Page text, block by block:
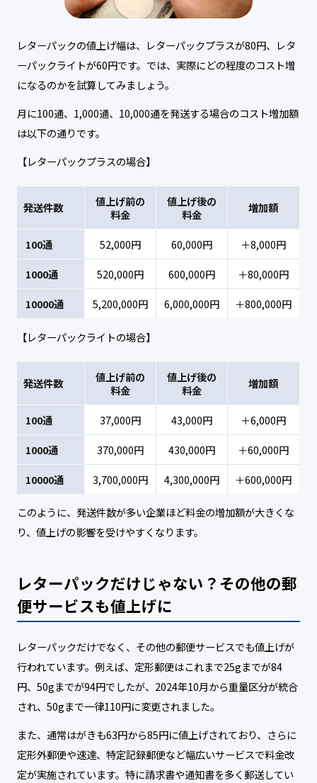
レターパックの値上げ幅は、レターパックプラスが80円、レタ
ーパックライトが60円です。では、実際にどの程度のコスト増
になるのかを試算してみましょう。
月に100通、1,000通、10,000通を発送する場合のコスト増加額
は以下の通りです。
【レターパックプラスの場合】
発送件数
値上げ前の
料金
値上げ後の
料金
増加額
100通 52,000円 60,000円
＋8,000円
1000通
520,000円 600,000円
＋80,000円
10000通
5,200,000円 6,000,000円 ＋800,000円
【レターパックライトの場合】
発送件数
値上げ前の
料金
値上げ後の
料金
増加額
100通 37,000円 43,000円
＋6,000円
1000通
370,000円 430,000円
＋60,000円
10000通
3,700,000円 4,300,000円 ＋600,000円
このように、発送件数が多い企業ほど料金の増加額が大きくな
り、値上げの影響を受けやすくなります。
レターパックだけじゃない？その他の郵
便サービスも値上げに
レターパックだけでなく、その他の郵便サービスでも値上げが
行われています。例えば、定形郵便はこれまで25gまでが84
円、50gまでが94円でしたが、2024年10月から重量区分が統合
され、50gまで一律110円に変更されました。
また、通常はがきも63円から85円に値上げされており、さらに
定形外郵便や速達、特定記録郵便など幅広いサービスで料金改
定が実施されています。特に請求書や通知書を多く郵送してい